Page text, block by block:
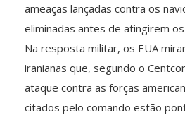
ameaças lançadas contra os
eliminadas antes de atingirem
Na resposta militar, os EUA
iranianas que, segundo o
ataque contra as forças
citados pelo comando estão